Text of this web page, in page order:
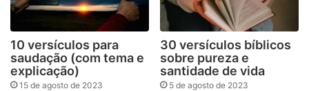
10 versículos para
saudação (com tema e
explicação)
15 de agosto de 2023
30 versículos bíblicos
sobre pureza e
santidade de vida
5 de agosto de 2023